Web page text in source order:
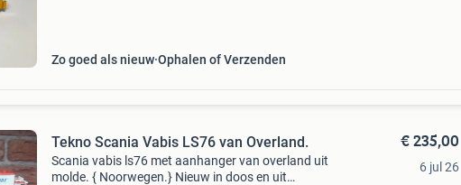
Zo goed als nieuw Ophalen of Verzenden
Tekno Scania Vabis LS76 van Overland.
Scania vabis ls76 met aanhanger van overland uit
molde. { Noorwegen.} Nieuw in doos en uit
€ 235,00
6 jul 26